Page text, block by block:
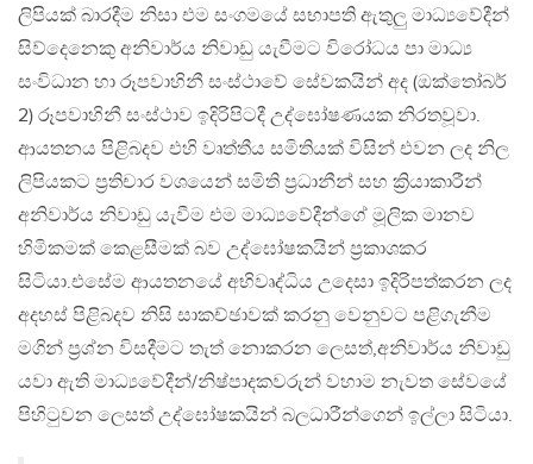
ලිපියක් බාරදීම නිසා එම සංගමයේ සභාපති ඇතුලු මාධ්‍යවේදීන්
සිව්දෙනෙකු අනිවාර්ය නිවාඩු යැවීමට විරෝධය පා මාධ්‍ය
සංවිධාන හා රූපවාහිනී සංස්ථාවේ සේවකයින් අද (ඔක්තෝබර්
2) රූපවාහිනී සංස්ථාව ඉදිරිපිටදී උද්ඝෝෂණයක නිරතවූවා.
ආයතනය පිළිබදව එහි වෘත්තීය සමිතියක් විසින් එවන ලද නිල
ලිපියකට ප්‍රතිචාර වශයෙන් සමිති ප්‍රධානීන් සහ ක්‍රියාකාරීන්
අනිවාර්ය නිවාඩු යැවීම එම මාධ්‍යවේදීන්ගේ මූලික මානව
හිමිකමක් කෙළසීමක් බව උද්ඝෝෂකයින් ප්‍රකාශකර
සිටියා.එසේම ආයතනයේ අභිවෘද්ධිය උදෙසා ඉදිරිපත්කරන ලද
අදහස් පිළිබදව නිසි සාකච්ඡාවක් කරනු වෙනුවට පළිගැනීම
මගින් ප්‍රශ්න විසදීමට තැත් නොකරන ලෙසත්,අනිවාර්ය නිවාඩු
යවා ඇති මාධ්‍යවේදීන්/නිෂ්පාදකවරුන් වහාම නැවත සේවයේ
පිහිටුවන ලෙසත් උද්ඝෝෂකයින් බලධාරීන්ගෙන් ඉල්ලා සිටියා.